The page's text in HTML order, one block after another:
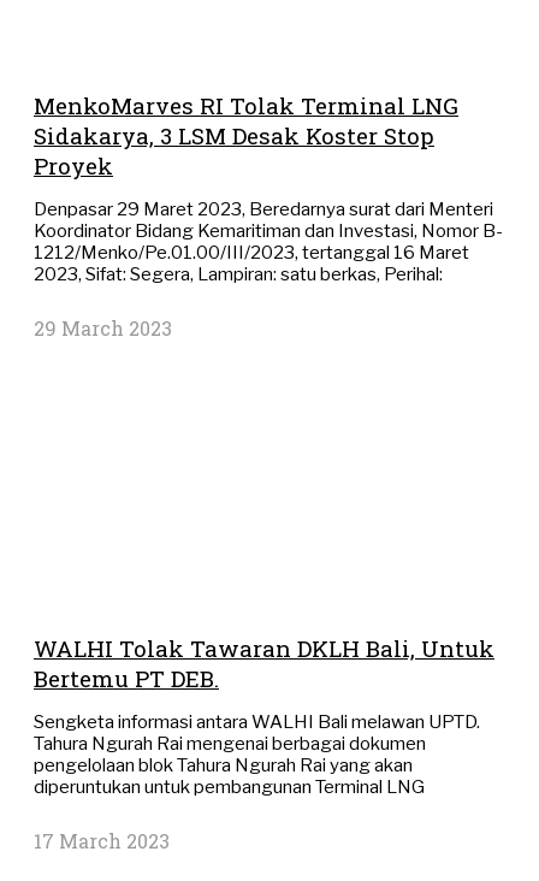
MenkoMarves RI Tolak Terminal LNG
Sidakarya, 3 LSM Desak Koster Stop
Proyek
Denpasar 29 Maret 2023, Beredarnya surat dari Menteri
Koordinator Bidang Kemaritiman dan Investasi, Nomor B-
1212/Menko/Pe.01.00/III/2023, tertanggal 16 Maret
2023, Sifat: Segera, Lampiran: satu berkas, Perihal:
29 March 2023
WALHI Tolak Tawaran DKLH Bali, Untuk
Bertemu PT DEB.
Sengketa informasi antara WALHI Bali melawan UPTD.
Tahura Ngurah Rai mengenai berbagai dokumen
pengelolaan blok Tahura Ngurah Rai yang akan
diperuntukan untuk pembangunan Terminal LNG
17 March 2023